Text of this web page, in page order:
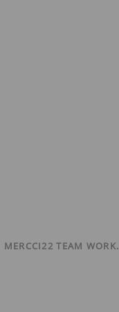
MERCCI22 TEAM WORK.